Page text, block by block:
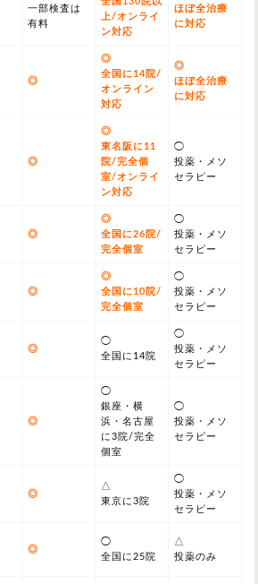
一部検査は
有料
上/オンライ
ン対応
ほぼ全治療
に対応
◎
◎
全国に14院/
オンライン
対応
◎
ほぼ全治療
に対応
◎
◎
東名阪に11
院/完全個
室/オンライ
ン対応
◯
投薬・メソ
セラピー
◎
◎
全国に26院/
完全個室
◯
投薬・メソ
セラピー
◎
◎
全国に10院/
完全個室
◯
投薬・メソ
セラピー
◎
◯
全国に14院
◯
投薬・メソ
セラピー
◎
◯
銀座・横
浜・名古屋
に3院/完全
個室
◯
投薬・メソ
セラピー
◎
△
東京に3院
◯
投薬・メソ
セラピー
◎
◯
全国に25院
△
投薬のみ